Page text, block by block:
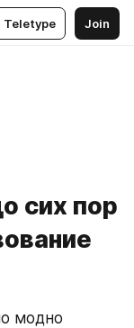
Teletype Join
сих пор
модно